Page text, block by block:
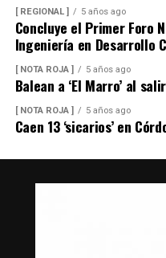
[ REGIONAL ] 5 años ago
Concluye el Primer Foro
Ingeniería en Desarrollo
[ NOTA ROJA ] 5 años ago
Balean a ‘El Marro’ al
[ NOTA ROJA ] 5 años ago
Caen 13 ‘sicarios’ en